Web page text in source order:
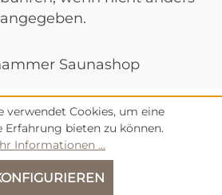
angegeben.
Saunashop
verwendet Cookies, um eine
bieten zu können.
Informationen ...